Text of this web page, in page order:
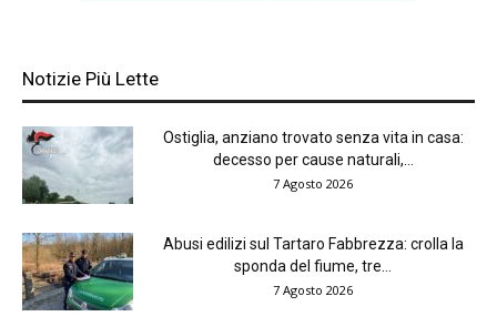
Notizie Più Lette
Ostiglia, anziano trovato senza vita in casa:
decesso per cause naturali,...
7 Agosto 2026
Abusi edilizi sul Tartaro Fabbrezza: crolla la
sponda del fiume, tre...
7 Agosto 2026